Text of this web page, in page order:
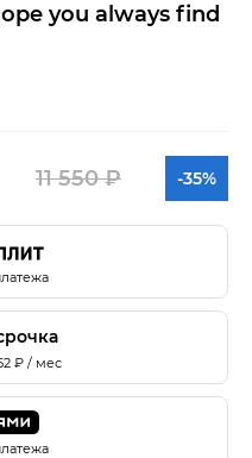
you always find
11 550 ₽ -35%
₽ / мес